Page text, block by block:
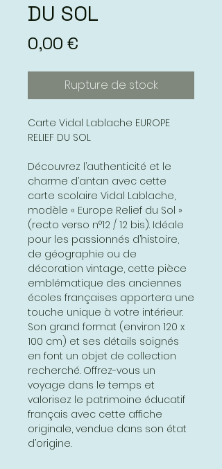
DU SOL
0,00 €
Rupture de stock
Carte Vidal Lablache EUROPE
RELIEF DU SOL
Découvrez l’authenticité et le
charme d’antan avec cette
carte scolaire Vidal Lablache,
modèle « Europe Relief du Sol »
(recto verso n°12 / 12 bis). Idéale
pour les passionnés d’histoire,
de géographie ou de
décoration vintage, cette pièce
emblématique des anciennes
écoles françaises apportera une
touche unique à votre intérieur.
Son grand format (environ 120 x
100 cm) et ses détails soignés
en font un objet de collection
recherché. Offrez-vous un
voyage dans le temps et
valorisez le patrimoine éducatif
français avec cette affiche
originale, vendue dans son état
d’origine.